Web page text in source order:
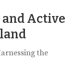
Active
the